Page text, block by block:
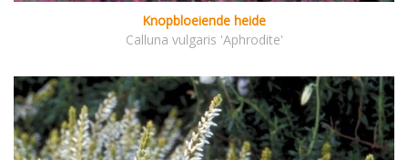
Knopbloeiende heide
Calluna vulgaris 'Aphrodite'